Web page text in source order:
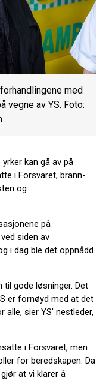
med
vegne av YS. Foto:
kan gå av på
i Forsvaret, brann-
og
på
siden av
i dag ble det oppnådd
gode løsninger. Det
er fornøyd med at det
sier YS’ nestleder,
i Forsvaret, men
for beredskapen. Da
at vi klarer å